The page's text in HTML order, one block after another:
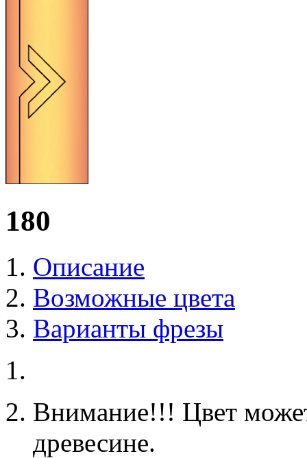
180
Описание
Возможные цвета
Варианты фрезы
Внимание!!! Цвет
древесине.